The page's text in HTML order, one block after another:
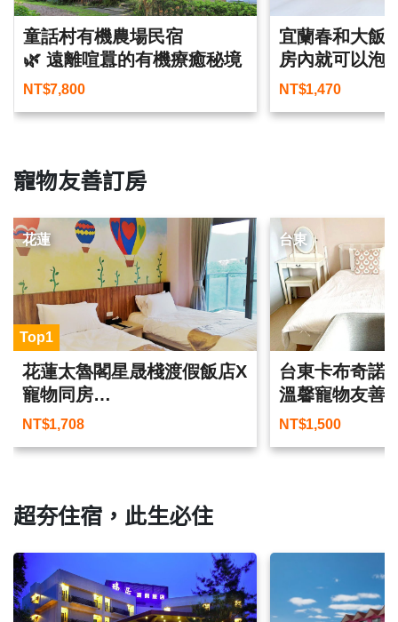
童話村有機農場民宿
🌿 遠離喧囂的有機療癒秘境
NT$7,800
宜蘭春和大飯
房內就可以泡
車站
NT$1,470
寵物友善訂房
花蓮
Top1
花蓮太魯閣星晟棧渡假飯店X
寵物同房
跟家中毛寶貝來趟不一樣的
NT$1,708
台東
台東卡布奇諾
溫馨寵物友善
NT$1,500
超夯住宿，此生必住